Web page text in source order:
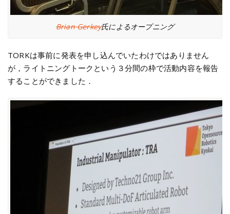
Brian Gerkey氏によるオープニング
TORKは事前に発表を申し込んでいたわけではありません
が，ライトニングトークという３分間の枠で活動内容を報告
することができました．